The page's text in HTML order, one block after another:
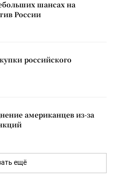
шансах на
России
российского
американцев из-за
ещё